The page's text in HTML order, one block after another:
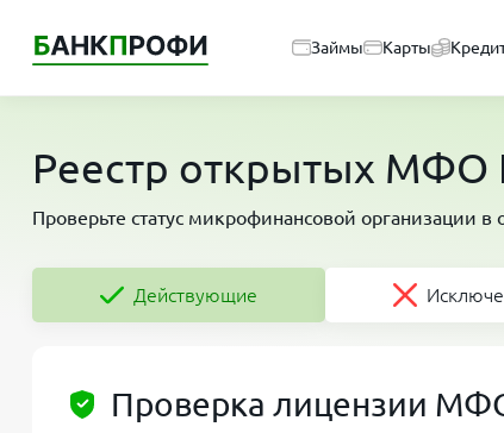
Займы Карты
Реестр открытых МФО
Проверьте статус микрофинансовой организации
Действующие
Проверка лицензии